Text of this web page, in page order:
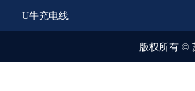
U牛充电线
版权所有 ©